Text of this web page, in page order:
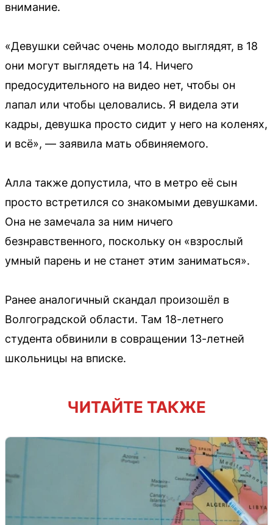
внимание.
«Девушки сейчас очень молодо выглядят, в 18
они могут выглядеть на 14. Ничего
предосудительного на видео нет, чтобы он
лапал или чтобы целовались. Я видела эти
кадры, девушка просто сидит у него на коленях,
и всё», — заявила мать обвиняемого.
Алла также допустила, что в метро её сын
просто встретился со знакомыми девушками.
Она не замечала за ним ничего
безнравственного, поскольку он «взрослый
умный парень и не станет этим заниматься».
Ранее аналогичный скандал произошёл в
Волгоградской области. Там 18-летнего
студента обвинили в совращении 13-летней
школьницы на вписке.
ЧИТАЙТЕ ТАКЖЕ